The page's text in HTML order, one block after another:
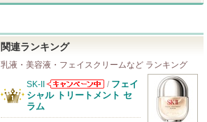
関連ランキング
乳液・美容液・フェイスクリームなど ランキング
SK-II
SK-IIからのお
/ フェイ
シャル トリートメント セ
ラム